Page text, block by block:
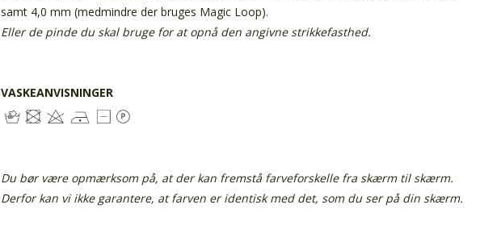
samt 4,0 mm (medmindre der bruges Magic Loop).
Eller de pinde du skal bruge for at opnå den angivne strikkefasthed.
VASKEANVISNINGER
Du bør være opmærksom på, at der kan fremstå farveforskelle fra skærm til skærm.
Derfor kan vi ikke garantere, at farven er identisk med det, som du ser på din skærm.